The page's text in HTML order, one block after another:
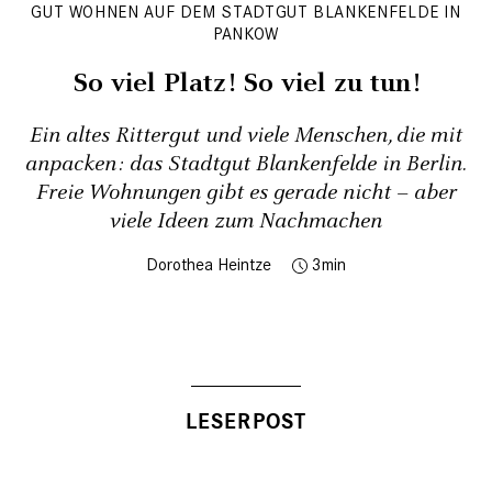
GUT WOHNEN AUF DEM STADTGUT BLANKENFELDE IN
PANKOW
So viel Platz! So viel zu tun!
Ein altes Rittergut und viele Menschen, die mit
anpacken: das Stadtgut Blankenfelde in Berlin.
Freie Wohnungen gibt es gerade nicht – aber
viele Ideen zum Nachmachen
Dorothea Heintze 3